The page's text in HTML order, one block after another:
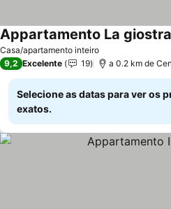
Casa/apartamento inteiro
Appartamento La giostra
9,2 Excelente 19 a 0.2 km de
Selecione as datas para ver os
exatos.